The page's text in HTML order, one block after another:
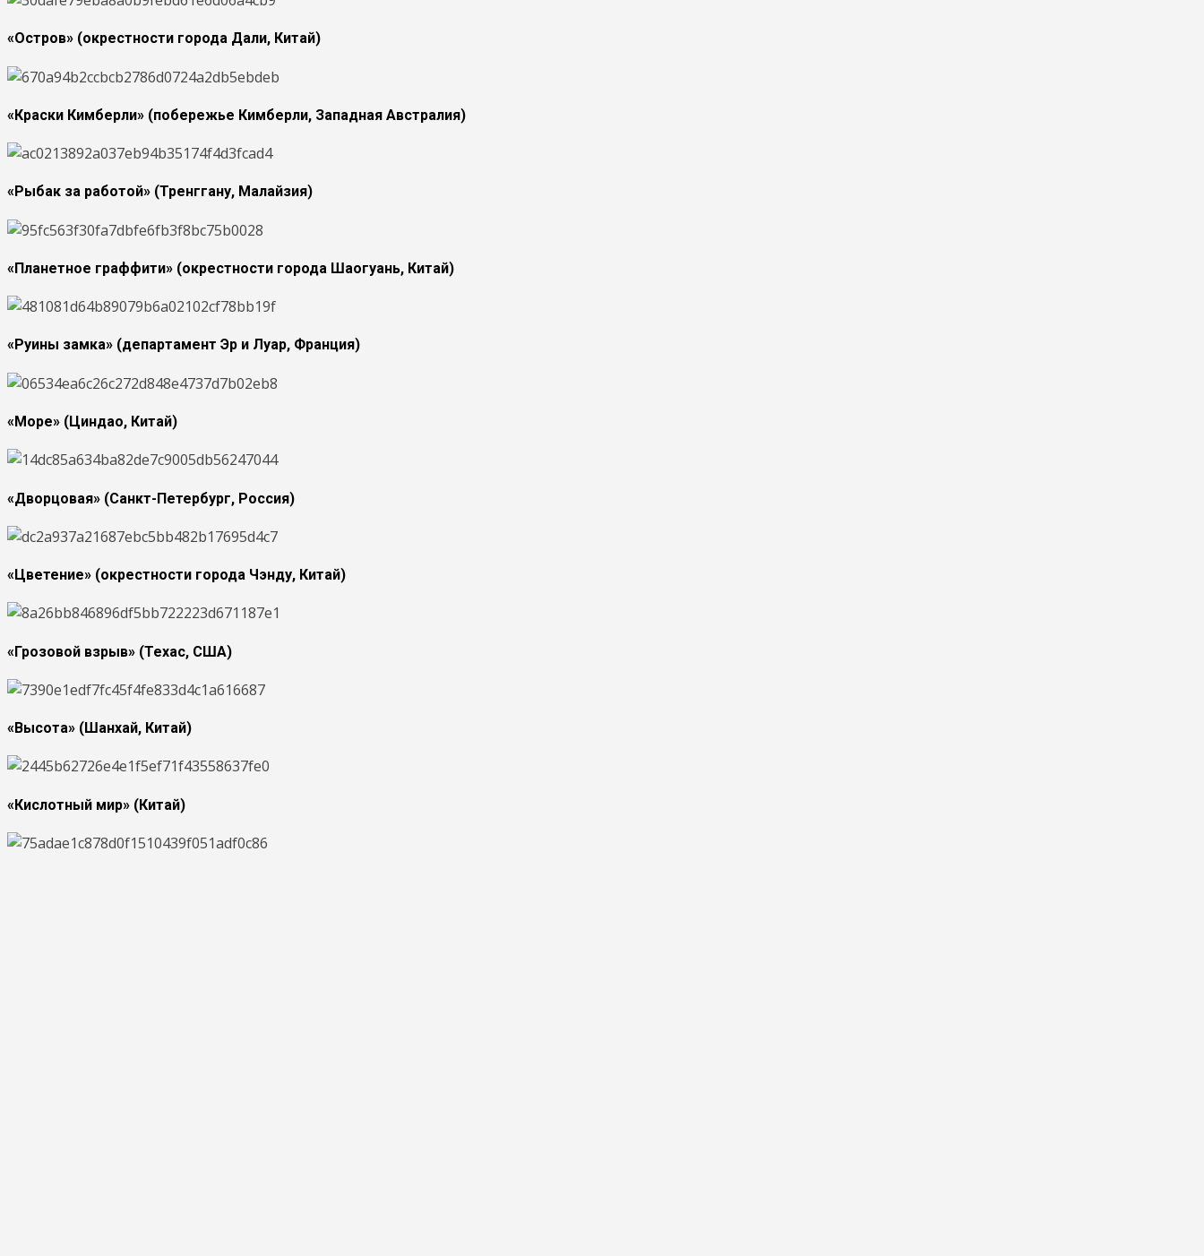
«Остров» (окрестности города Дали, Китай)
«Краски Кимберли» (побережье Кимберли, Западная Австралия)
«Рыбак за работой» (Тренггану, Малайзия)
«Планетное граффити» (окрестности города Шаогуань, Китай)
«Руины замка» (департамент Эр и Луар, Франция)
«Море» (Циндао, Китай)
«Дворцовая» (Санкт-Петербург, Россия)
«Цветение» (окрестности города Чэнду, Китай)
«Грозовой взрыв» (Техас, США)
«Высота» (Шанхай, Китай)
«Кислотный мир» (Китай)